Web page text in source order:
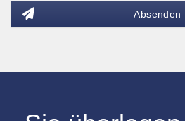
Absenden